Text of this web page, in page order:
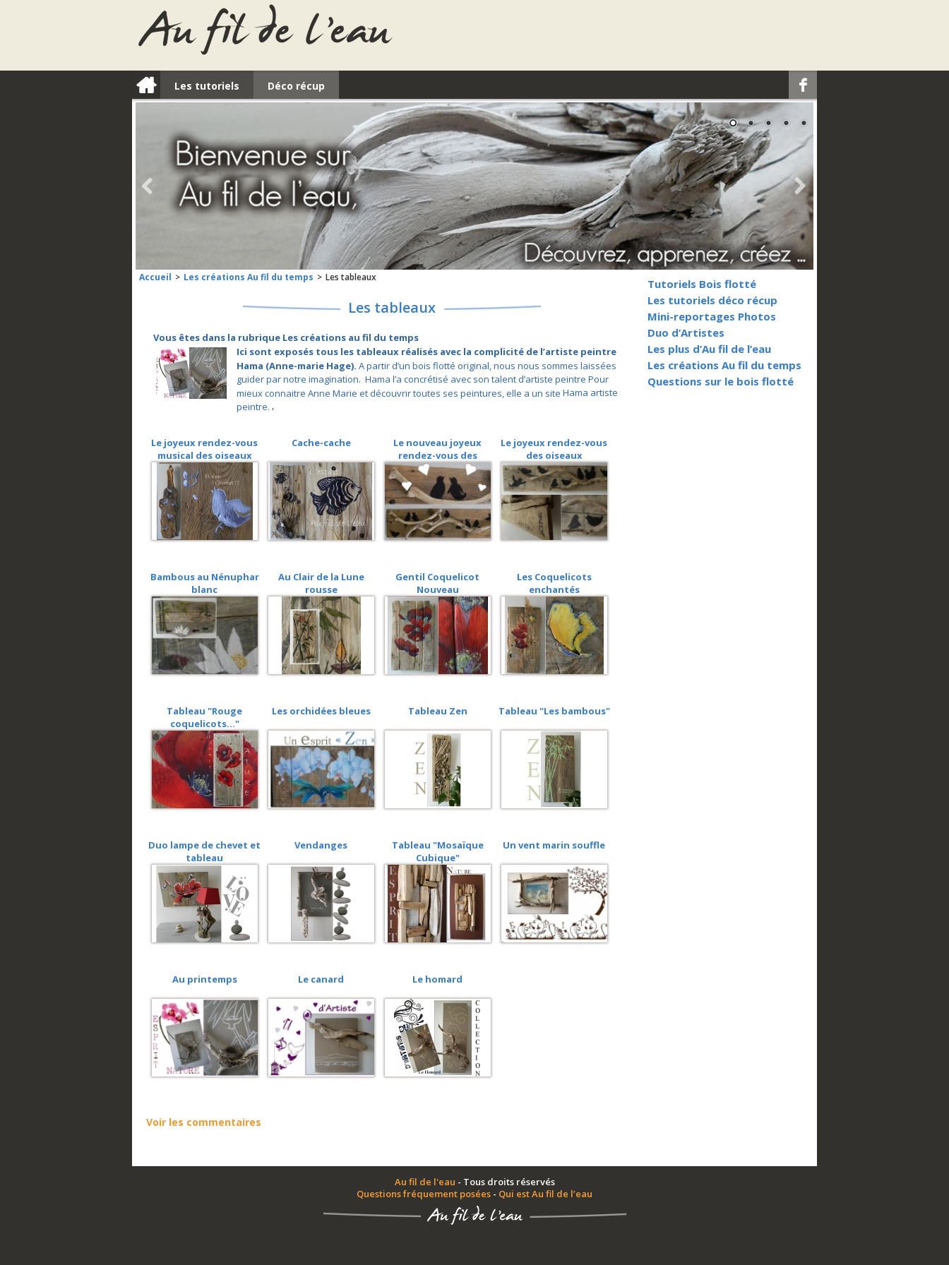
a Les tutoriels Déco récup e
l k
Accueil > Les créations Au fil du temps > Les tableaux
Les tableaux
Vous êtes dans la rubrique Les créations au fil du temps
Ici sont exposés tous les tableaux réalisés avec la complicité de l’artiste peintre
Hama (Anne-marie Hage). A partir d’un bois flotté original, nous nous sommes laissées
guider par notre imagination. Hama l’a concrétisé avec son talent d’artiste peintre Pour
mieux connaitre Anne Marie et découvrir toutes ses peintures, elle a un site Hama artiste
peintre. ,
Le joyeux rendez-vous
musical des oiseaux
Cache-cache
Le nouveau joyeux
rendez-vous des
oiseaux
Le joyeux rendez-vous
des oiseaux
Bambous au Nénuphar
blanc
Au Clair de la Lune
rousse
Gentil Coquelicot
Nouveau
Les Coquelicots
enchantés
Tableau "Rouge
coquelicots..."
Les orchidées bleues Tableau Zen Tableau "Les bambous"
Duo lampe de chevet et
tableau
Vendanges
Tableau "Mosaïque
Cubique"
Un vent marin souffle
Au printemps Le canard Le homard
Voir les commentaires
Tutoriels Bois flotté
Les tutoriels déco récup
Mini-reportages Photos
Duo d’Artistes
Les plus d’Au fil de l’eau
Les créations Au fil du temps
Questions sur le bois flotté
Au fil de l'eau - Tous droits réservés
Questions fréquement posées - Qui est Au fil de l’eau